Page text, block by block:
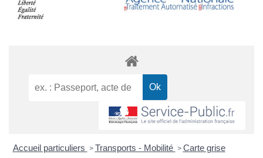
Accueil particuliers > Transports - Mobilité > Carte grise